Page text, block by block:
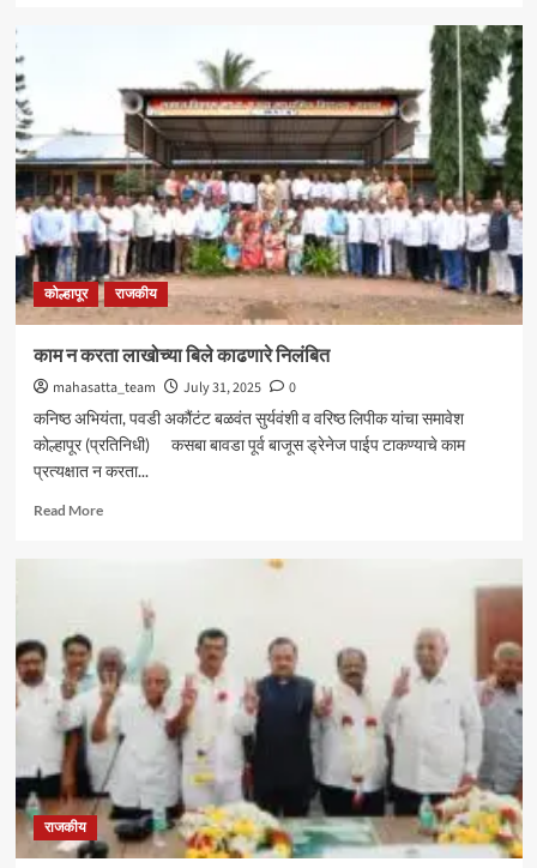
आगमनाने
भाजप
पक्षाला
अधिक
बळ
ः
आमदार
शशिकला
जोल्ले_
कोल्हापूर राजकीय
काम न करता लाखोच्या बिले काढणारे निलंबित
mahasatta_team July 31, 2025
0
कनिष्ठ अभियंता, पवडी अकौंटंट बळवंत सुर्यवंशी व वरिष्ठ लिपीक यांचा समावेश
कोल्हापूर (प्रतिनिधी) कसबा बावडा पूर्व बाजूस ड्रेनेज पाईप टाकण्याचे काम
प्रत्यक्षात न करता...
Read MoreRead
लाखोच्या
बिले
काढणारे
निलंबित
राजकीय